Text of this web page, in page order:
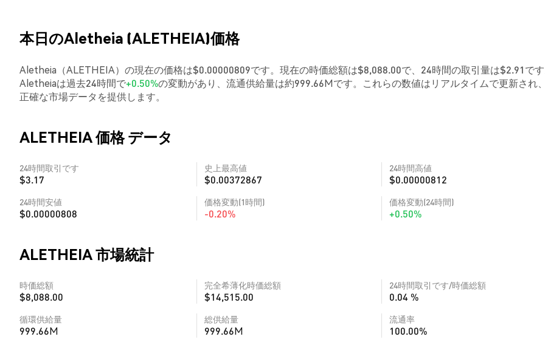
本日のAletheia (ALETHEIA)価格
Aletheia（ALETHEIA）の現在の価格は$0.00000809です。現在の時価総額は$8,088.00で、24時間の取引量は$2.91です
Aletheiaは過去24時間で+0.50%の変動があり、流通供給量は約999.66Mです。これらの数値はリアルタイムで更新され
正確な市場データを提供します。
ALETHEIA 価格 データ
24時間取引です
$3.17
史上最高値
$0.00372867
24時間高値
$0.00000812
24時間安値
$0.00000808
価格変動(1時間)
-0.20%
価格変動(24時間)
+0.50%
ALETHEIA 市場統計
時価総額
$8,088.00
完全希薄化時価総額
$14,515.00
24時間取引です/時価総額
0.04 %
循環供給量
999.66M
総供給量
999.66M
流通率
100.00%